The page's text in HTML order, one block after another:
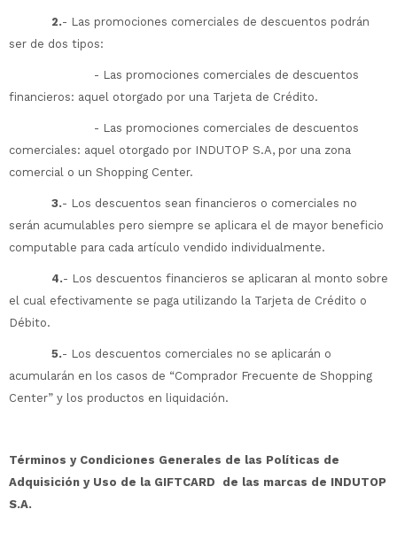
2.- Las promociones comerciales de descuentos podrán
ser de dos tipos:
- Las promociones comerciales de descuentos
financieros: aquel otorgado por una Tarjeta de Crédito.
- Las promociones comerciales de descuentos
comerciales: aquel otorgado por INDUTOP S.A, por una zona
comercial o un Shopping Center.
3.- Los descuentos sean financieros o comerciales no
serán acumulables pero siempre se aplicara el de mayor beneficio
computable para cada artículo vendido individualmente.
4.- Los descuentos financieros se aplicaran al monto sobre
el cual efectivamente se paga utilizando la Tarjeta de Crédito o
Débito.
5.- Los descuentos comerciales no se aplicarán o
acumularán en los casos de “Comprador Frecuente de Shopping
Center” y los productos en liquidación.
Términos y Condiciones Generales de las Políticas de
Adquisición y Uso de la GIFTCARD de las marcas de INDUTOP
S.A.